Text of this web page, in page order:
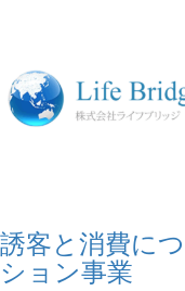
誘客と消費に
ション事業